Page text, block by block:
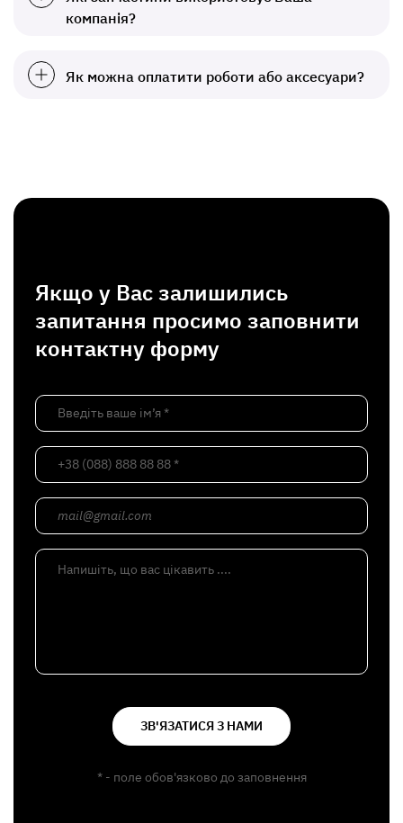
компанія?
Як можна оплатити роботи або аксесуари?
Якщо у Вас залишились
запитання просимо заповнити
контактну форму
Введіть ваше ім’я *
+38 (088) 888 88 88 *
mail@gmail.com
Напишіть, що вас цікавить ....
ЗВ'ЯЗАТИСЯ З НАМИ
* - поле обов'язково до заповнення